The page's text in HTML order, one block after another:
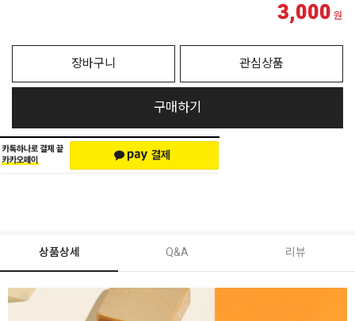
3,000 원
장바구니 관심상품
구매하기
상품상세 Q&A 리뷰